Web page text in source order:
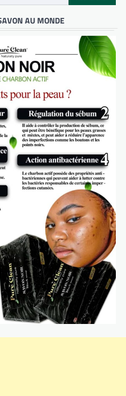
AU MONDE